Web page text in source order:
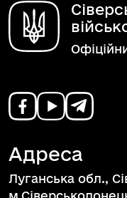
Адреса
Луганська обл.,